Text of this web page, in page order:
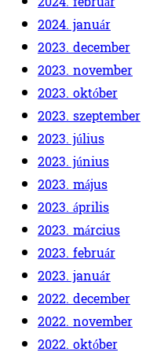
2024. január
2023. december
2023. november
2023. október
2023. szeptember
2023. július
2023. június
2023. május
2023. április
2023. március
2023. február
2023. január
2022. december
2022. november
2022. október